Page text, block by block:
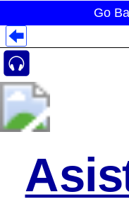
Go
Despliegues
Despliegues
Despliegues por